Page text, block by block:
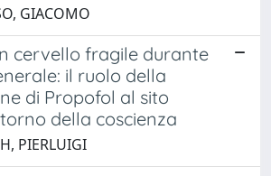
GIACOMO
cervello fragile durante
il ruolo della
di Propofol al sito
della coscienza
PIERLUIGI